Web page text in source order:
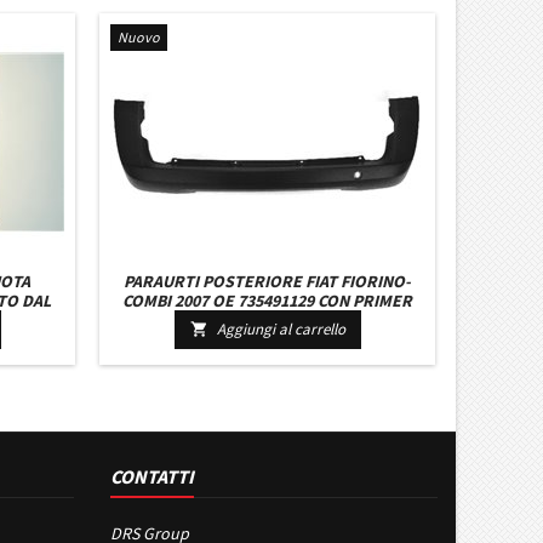
DAL
Nuovo
PARAURTI POSTERIORE FIAT FIORINO-
COMBI 2007 OE 735491129 CON PRIMER
PORTA BATTENTE
 Aggiungi al carrello
CONTATTI
DRS Group